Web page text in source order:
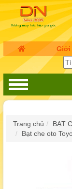
Giới
Trang chủ BẠT
Bạt che oto